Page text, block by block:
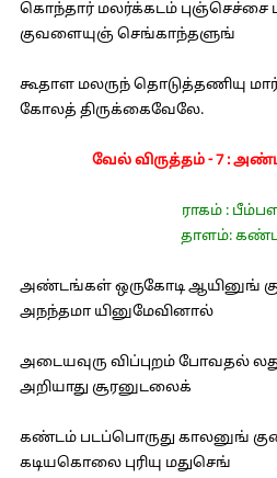
கொந்தார் மலர்க்கடம் புஞ்செச்சை
குவளையுஞ் செங்காந்தளுங்
கூதாள மலருந் தொடுத்தணியு
கோலத் திருக்கைவேலே.
வேல் விருத்தம் - 7 :
ராகம் :
தாளம்:
அண்டங்கள் ஒருகோடி ஆயினுங்
அநந்தமா யினுமேவினால்
அடையவுரு விப்புறம் போவதல்
அறியாது சூரனுடலைக்
கண்டம் படப்பொருது காலனுங்
கடியகொலை புரியு மதுசெங்